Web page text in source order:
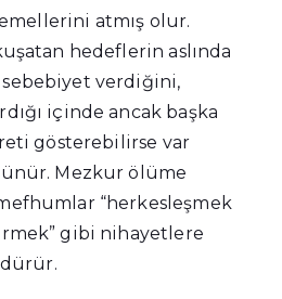
atmış olur.
hedeflerin aslında
verdiğini,
içinde ancak başka
gösterebilirse var
Mezkur ölüme
“herkesleşmek
gibi nihayetlere